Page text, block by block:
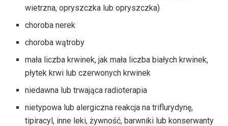
wietrzna, opryszczka lub opryszczka)
choroba nerek
choroba wątroby
mała liczba krwinek, jak mała liczba białych krwinek,
płytek krwi lub czerwonych krwinek
niedawna lub trwająca radioterapia
nietypowa lub alergiczna reakcja na triflurydynę,
tipiracyl, inne leki, żywność, barwniki lub konserwanty